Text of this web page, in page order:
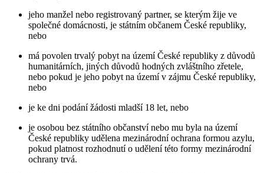
jeho manžel nebo registrovaný partner, se kterým žije ve
společné domácnosti, je státním občanem České republiky,
nebo
má povolen trvalý pobyt na území České republiky z důvodů
humanitárních, jiných důvodů hodných zvláštního zřetele,
nebo pokud je jeho pobyt na území v zájmu České republiky,
nebo
je ke dni podání žádosti mladší 18 let, nebo
je osobou bez státního občanství nebo mu byla na území
České republiky udělena mezinárodní ochrana formou azylu,
pokud platnost rozhodnutí o udělení této formy mezinárodní
ochrany trvá.